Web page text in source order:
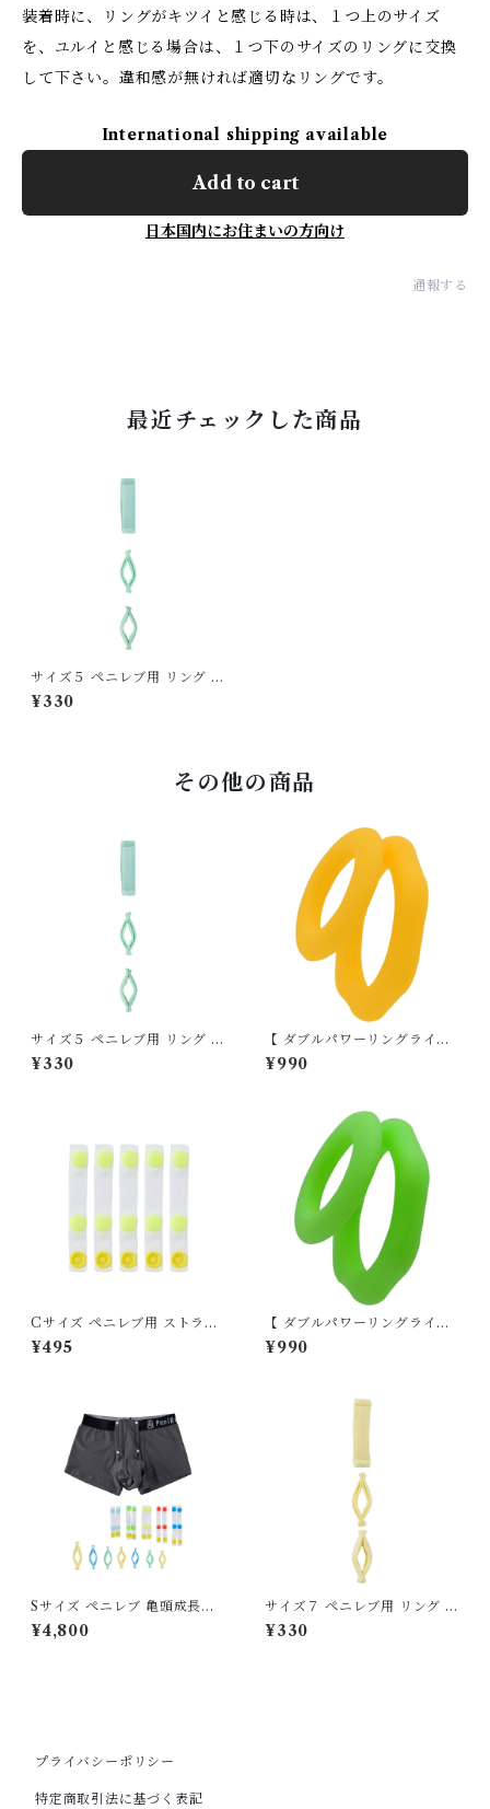
装着時に、リングがキツイと感じる時は、１つ上のサイズ
を、ユルイと感じる場合は、１つ下のサイズのリングに交換
して下さい。違和感が無ければ適切なリングです。
International shipping available
Add to cart
日本国内にお住まいの方向け
通報する
最近チェックした商品
サイズ５ ペニレブ用 リング 交
換用単品 23-24mm
¥330
その他の商品
サイズ５ ペニレブ用 リング 交
換用単品 23-24mm
¥330
【 ダブルパワーリングライト
】イエロー
¥990
Cサイズ ペニレブ用 ストラッ
プ 交換用５本セット 66mm
¥495
【 ダブルパワーリングライト
】グリーン
¥990
Sサイズ ペニレブ 亀頭成長促
進パンツ、見栄剝き支援パン
ツ スターターセット グレー
¥4,800
サイズ７ ペニレブ用 リング 交
換用単品 27-28mm
¥330
プライバシーポリシー
特定商取引法に基づく表記